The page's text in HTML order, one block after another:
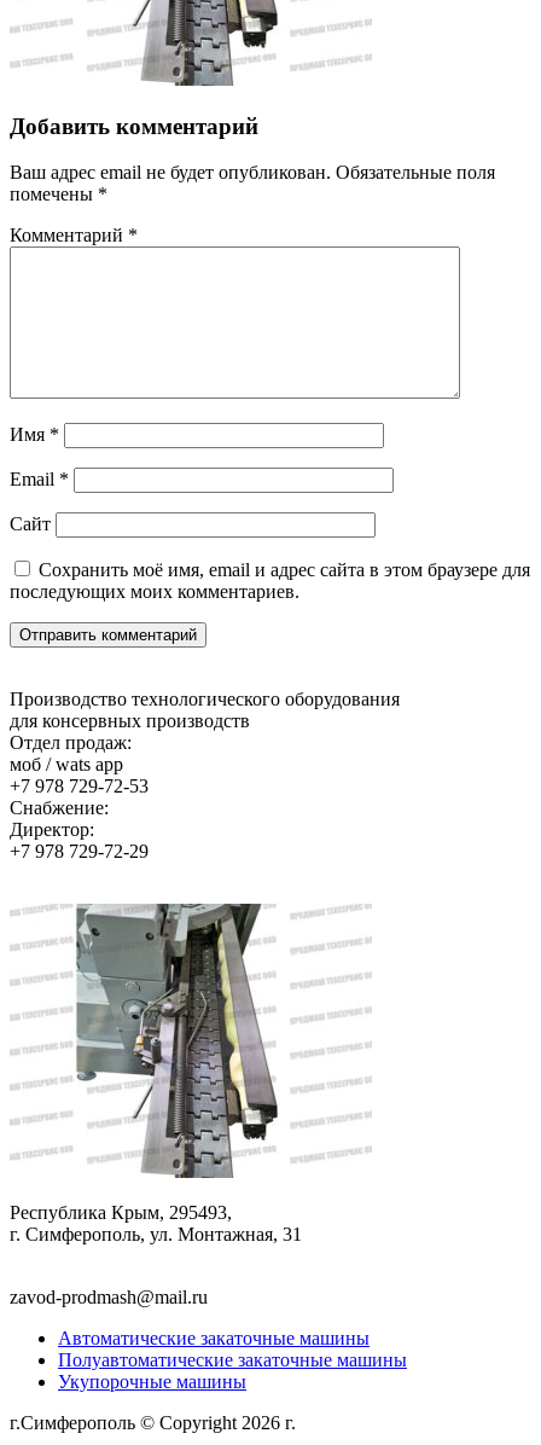
Добавить комментарий
Ваш адрес email не будет опубликован. Обязательные поля
помечены *
Комментарий *
Имя *
Email *
Сайт
Сохранить моё имя, email и адрес сайта в этом браузере для
последующих моих комментариев.
Производство технологического оборудования
для консервных производств
Отдел продаж:
моб / wats app
+7 978 729-72-53
Снабжение:
Директор:
+7 978 729-72-29
Республика Крым, 295493,
г. Симферополь, ул. Монтажная, 31
zavod-prodmash@mail.ru
Автоматические закаточные машины
Полуавтоматические закаточные машины
Укупорочные машины
г.Симферополь © Copyright 2026 г.